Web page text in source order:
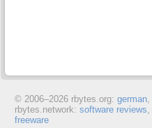
© 2006–2026 rbytes.org: german,
rbytes.network: software reviews,
freeware